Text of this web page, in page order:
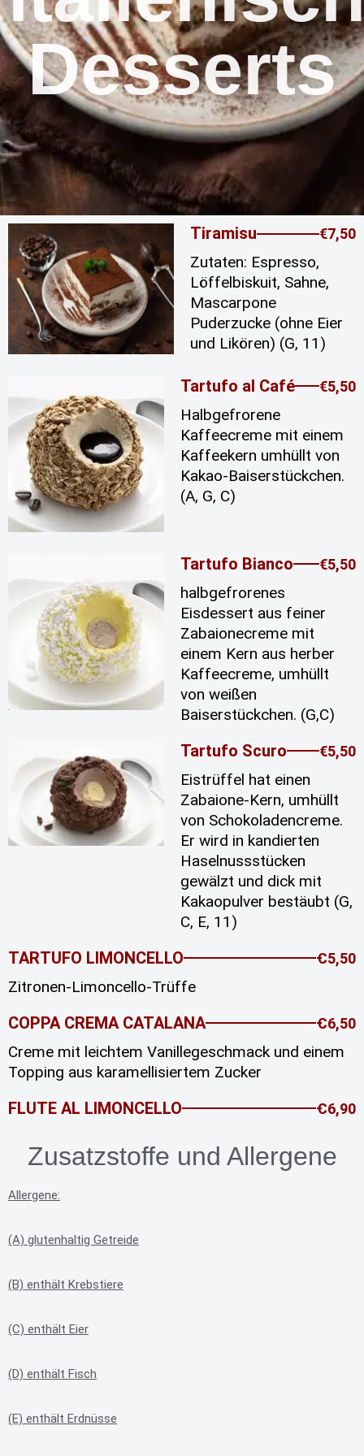
Desserts
Tiramisu €7,50
Zutaten: Espresso,
Löffelbiskuit, Sahne,
Mascarpone
Puderzucke (ohne Eier
und Likören) (G, 11)
Tartufo al Café €5,50
Halbgefrorene
Kaffeecreme mit einem
Kaffeekern umhüllt von
Kakao-Baiserstückchen.
(A, G, C)
Tartufo Bianco €5,50
halbgefrorenes
Eisdessert aus feiner
Zabaionecreme mit
einem Kern aus herber
Kaffeecreme, umhüllt
von weißen
Baiserstückchen. (G,C)
Tartufo Scuro €5,50
Eistrüffel hat einen
Zabaione-Kern, umhüllt
von Schokoladencreme.
Er wird in kandierten
Haselnussstücken
gewälzt und dick mit
Kakaopulver bestäubt (G,
C, E, 11)
TARTUFO LIMONCELLO Ꞓ5,50
Zitronen-Limoncello-Trüffe
COPPA CREMA CATALANA Ꞓ6,50
Creme mit leichtem Vanillegeschmack und einem
Topping aus karamellisiertem Zucker
FLUTE AL LIMONCELLO Ꞓ6,90
Zusatzstoffe und Allergene
Allergene:
(A) glutenhaltig Getreide
(B) enthält Krebstiere
(C) enthält Eier
(D) enthält Fisch
(E) enthält Erdnüsse